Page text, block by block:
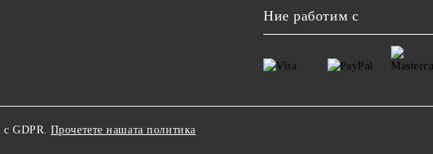
Ние работим с
GDPR. Прочетете нашата политика